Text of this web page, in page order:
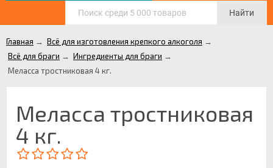
Найти
Главная → Всё для изготовления крепкого алкоголя →
Всё для браги → Ингредиенты для браги →
Меласса тростниковая 4 кг.
Меласса тростниковая
4 кг.